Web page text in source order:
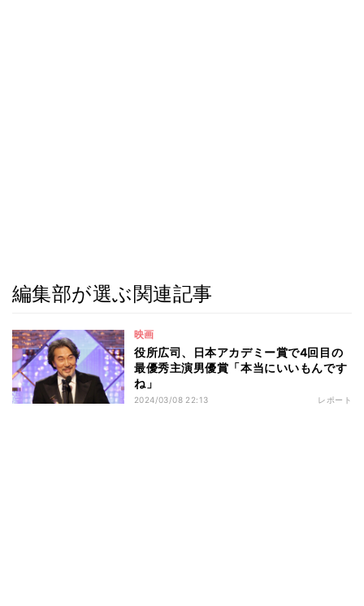
編集部が選ぶ関連記事
映画
役所広司、日本アカデミー賞で4回目の
最優秀主演男優賞「本当にいいもんです
ね」
2024/03/08 22:13 レポート